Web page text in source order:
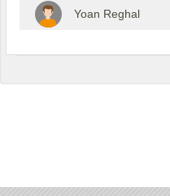
Yoan Reghal